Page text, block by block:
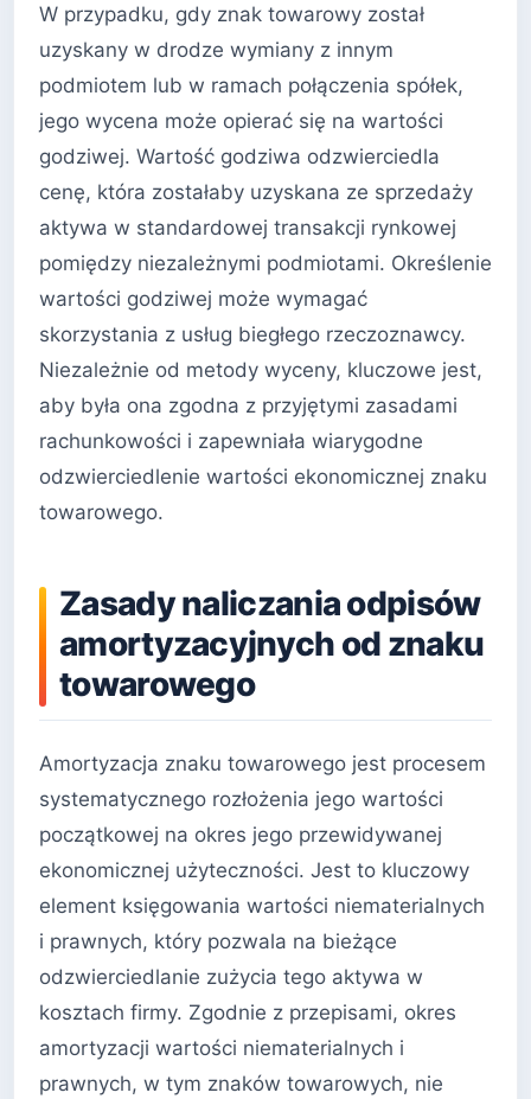
W przypadku, gdy znak towarowy został
uzyskany w drodze wymiany z innym
podmiotem lub w ramach połączenia spółek,
jego wycena może opierać się na wartości
godziwej. Wartość godziwa odzwierciedla
cenę, która zostałaby uzyskana ze sprzedaży
aktywa w standardowej transakcji rynkowej
pomiędzy niezależnymi podmiotami. Określenie
wartości godziwej może wymagać
skorzystania z usług biegłego rzeczoznawcy.
Niezależnie od metody wyceny, kluczowe jest,
aby była ona zgodna z przyjętymi zasadami
rachunkowości i zapewniała wiarygodne
odzwierciedlenie wartości ekonomicznej znaku
towarowego.
Zasady naliczania odpisów
amortyzacyjnych od znaku
towarowego
Amortyzacja znaku towarowego jest procesem
systematycznego rozłożenia jego wartości
początkowej na okres jego przewidywanej
ekonomicznej użyteczności. Jest to kluczowy
element księgowania wartości niematerialnych
i prawnych, który pozwala na bieżące
odzwierciedlanie zużycia tego aktywa w
kosztach firmy. Zgodnie z przepisami, okres
amortyzacji wartości niematerialnych i
prawnych, w tym znaków towarowych, nie